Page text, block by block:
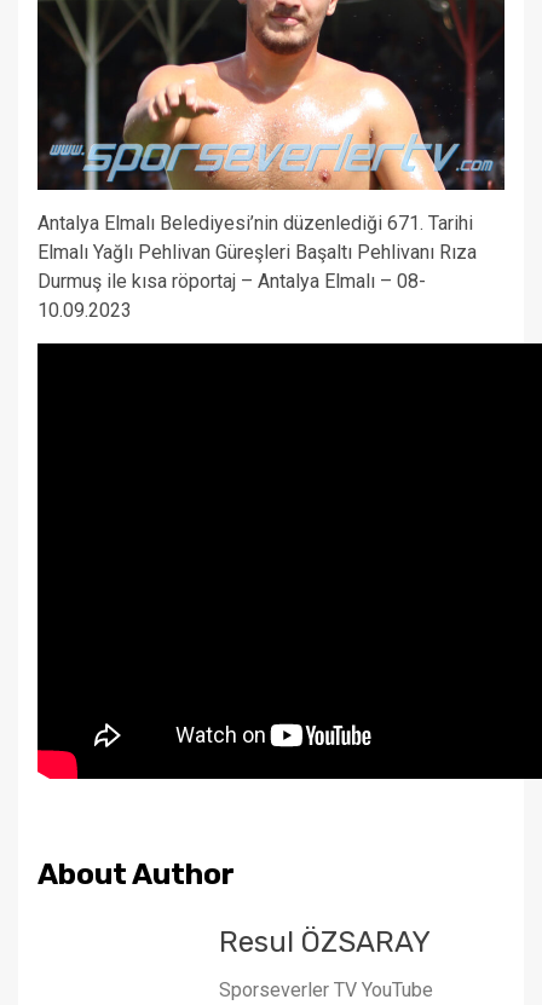
Antalya Elmalı Belediyesi’nin düzenlediği 671. Tarihi
Elmalı Yağlı Pehlivan Güreşleri Başaltı Pehlivanı Rıza
Durmuş ile kısa röportaj – Antalya Elmalı – 08-
10.09.2023
About Author
Resul ÖZSARAY
Sporseverler TV YouTube